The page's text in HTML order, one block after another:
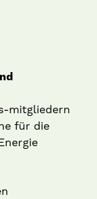
mitgliedern
für die